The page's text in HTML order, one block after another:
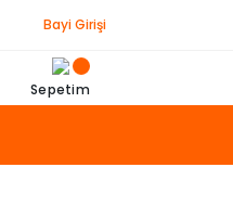
Bayi Girişi
Sepetim